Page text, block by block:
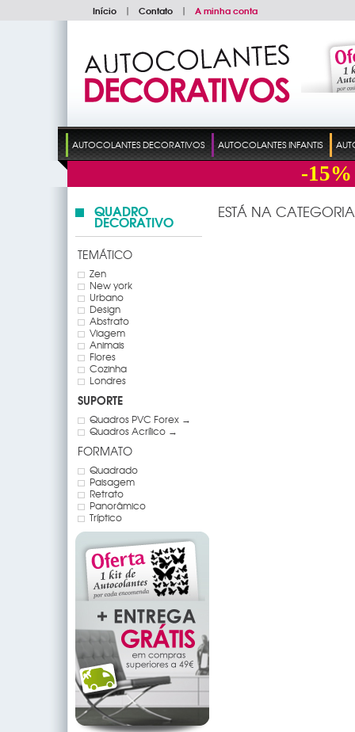
Início | Contato | A minha conta
AUTOCOLANTES DECORATIVOS AUTOCOLANTES INFANTIS
-15%
QUADRO
DECORATIVO
TEMÁTICO
Zen
New york
Urbano
Design
Abstrato
Viagem
Animais
Flores
Cozinha
Londres
SUPORTE
Quadros PVC Forex →
Quadros Acrílico →
FORMATO
Quadrado
Paisagem
Retrato
Panorâmico
Tríptico
ESTÁ NA